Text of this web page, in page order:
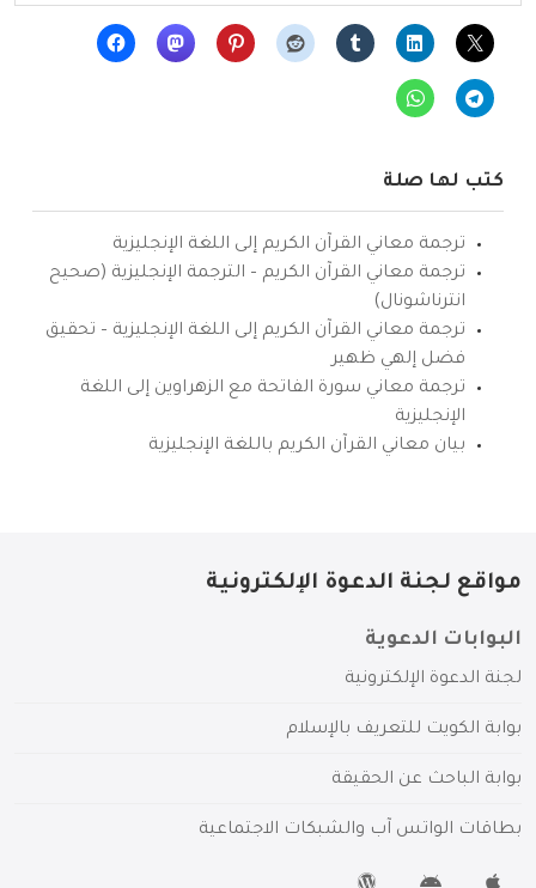
كتب لها صلة
ترجمة معاني القرآن الكريم إلى اللغة الإنجليزية
ترجمة معاني القرآن الكريم – الترجمة الإنجليزية (صحيح
انترناشونال)
ترجمة معاني القرآن الكريم إلى اللغة الإنجليزية – تحقيق
فضل إلهي ظهير
ترجمة معاني سورة الفاتحة مع الزهراوين إلى اللغة
الإنجليزية
بيان معاني القرآن الكريم باللغة الإنجليزية
مواقع لجنة الدعوة الإلكترونية
البوابات الدعوية
لجنة الدعوة الإلكترونية
بوابة الكويت للتعريف بالإسلام
بوابة الباحث عن الحقيقة
بطاقات الواتس آب والشبكات الاجتماعية